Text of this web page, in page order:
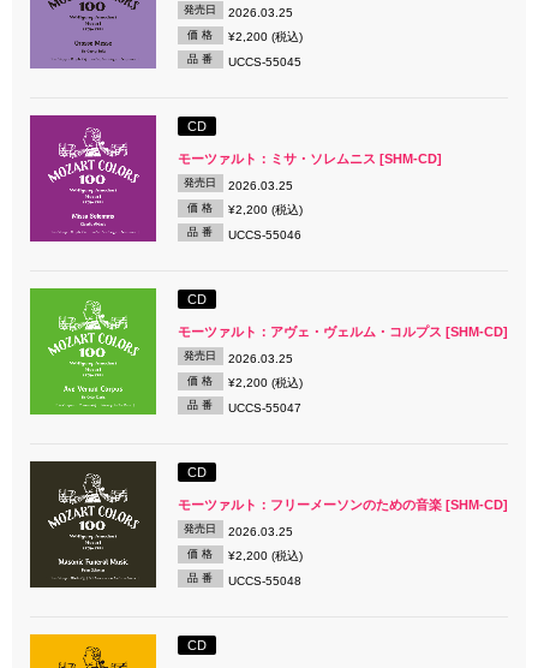
発売日 2026.03.25
価 格 ¥2,200 (税込)
品 番 UCCS-55045
CD
モーツァルト：ミサ・ソレムニス [SHM-CD]
発売日 2026.03.25
価 格 ¥2,200 (税込)
品 番 UCCS-55046
CD
モーツァルト：アヴェ・ヴェルム・コルプス [SHM-CD]
発売日 2026.03.25
価 格 ¥2,200 (税込)
品 番 UCCS-55047
CD
モーツァルト：フリーメーソンのための音楽 [SHM-CD]
発売日 2026.03.25
価 格 ¥2,200 (税込)
品 番 UCCS-55048
CD